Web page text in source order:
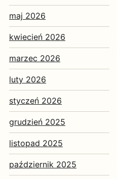
maj 2026
kwiecień 2026
marzec 2026
luty 2026
styczeń 2026
grudzień 2025
listopad 2025
październik 2025